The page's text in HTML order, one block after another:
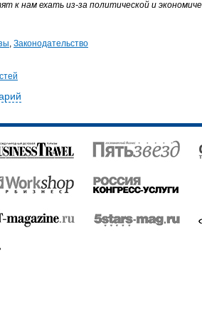
к нам ехать из-за политической и
, Законодательство